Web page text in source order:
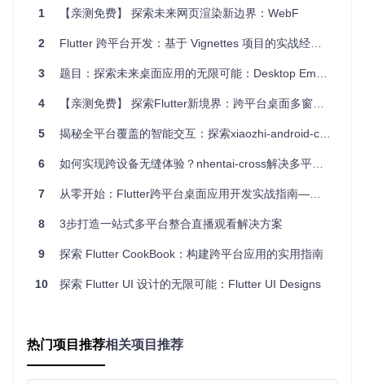
Electron 中 有限 高
轻量工具应
高 良好
C++技术栈
三层架构设计：如何实现跨平台通信与功能复
用？
AppFlowy采用清晰的分层架构，确保业务逻辑与平台特性解
耦，同时通过标准化接口实现跨平台复用。
应用层（Flutter Dart）
包含UI组件、业务逻辑和状态管理，实现跨平台一致的用户界
组织，通过模块化设计确保各功能独立。
通过Flutter Platform Channels建立Dart与原生代码的通信桥
梁，核心模块包括窗口管理、快捷键处理和系统集成。这一层
解决了90%的平台特定功能适配。
1 【亲测免费】 探索未来网页渲染新边界：WebF
2 Flutter 跨平台开发：基于 Vignettes 项目的实战经验分享
3 题目：探索未来桌面应用的无限可能：Desktop Embedding for Flutter
4 【亲测免费】 探索Flutter新境界：跨平台桌面多窗口解决方案
5 揭秘全平台覆盖的智能交互：探索xiaozhi-android-client如何重塑跨设备AI体验
6 如何实现跨设备无缝体验？nhentai-cross解决多平台阅读痛点的实践指南
7 从零开始：Flutter跨平台桌面应用开发实战指南——实现原生体验的创新之路
8 3步打造一站式多平台整合直播观看解决方案
9 探索 Flutter CookBook：构建跨平台应用的实用指南
10 探索 Flutter UI 设计的无限可能：Flutter UI Designs
热门项目推荐相关项目推荐